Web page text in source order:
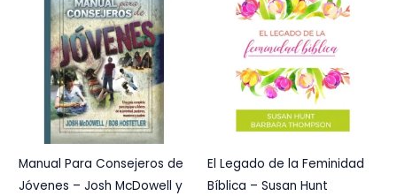
Manual Para Consejeros de
Jóvenes – Josh McDowell y
El Legado de la Feminidad
Bíblica – Susan Hunt